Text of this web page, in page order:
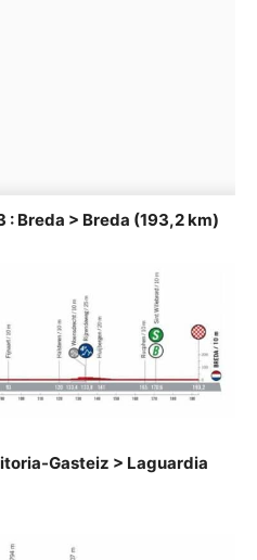
: Breda > Breda (193,2 km)
Gasteiz > Laguardia